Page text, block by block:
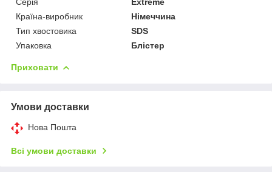
Країна-виробник
Німеччина
Тип хвостовика
SDS
Упаковка
Блістер
Приховати
Умови доставки
Нова Пошта
Всі умови доставки